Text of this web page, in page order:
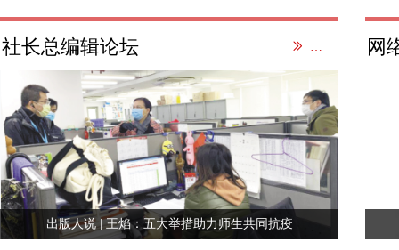
社长总编辑论坛 ꅀ 更多
出版人说 | 王焰：五大举措助力师生共同抗疫
网